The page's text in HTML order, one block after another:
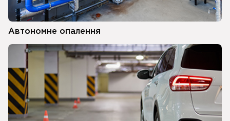
Автономне опалення